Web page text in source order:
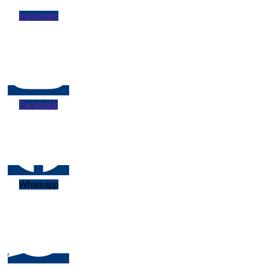
Instagram
Facebook
Whatsapp